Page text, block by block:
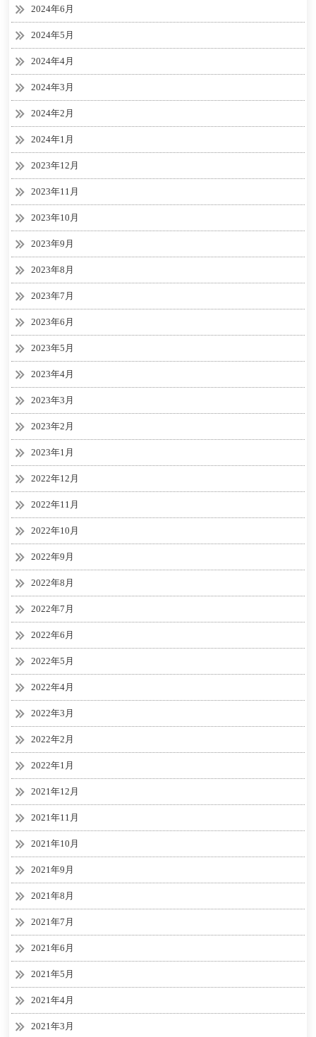
2024年6月
2024年5月
2024年4月
2024年3月
2024年2月
2024年1月
2023年12月
2023年11月
2023年10月
2023年9月
2023年8月
2023年7月
2023年6月
2023年5月
2023年4月
2023年3月
2023年2月
2023年1月
2022年12月
2022年11月
2022年10月
2022年9月
2022年8月
2022年7月
2022年6月
2022年5月
2022年4月
2022年3月
2022年2月
2022年1月
2021年12月
2021年11月
2021年10月
2021年9月
2021年8月
2021年7月
2021年6月
2021年5月
2021年4月
2021年3月